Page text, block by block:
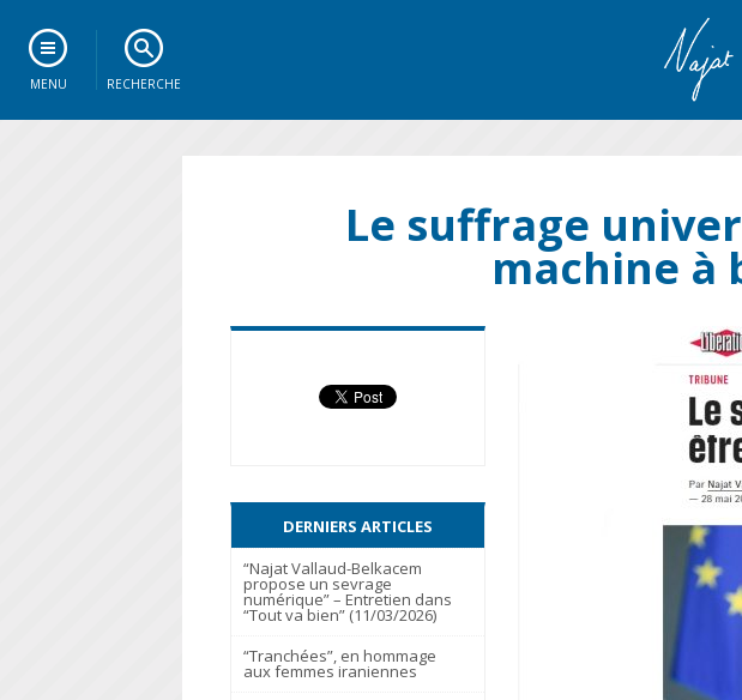
MENU RECHERCHE
Le suffrage
machine à
DERNIERS ARTICLES
“Najat Vallaud-Belkacem
propose un sevrage
numérique” – Entretien dans
“Tout va bien” (11/03/2026)
“Tranchées”, en hommage
aux femmes iraniennes